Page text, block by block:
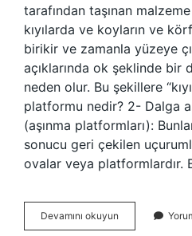
tarafından taşınan
kıyılarda ve koyların ve
birikir ve zamanla yüzeye
açıklarında ok şeklinde bir
neden olur. Bu şekillere
platformu nedir? 2- Dalga
(aşınma platformları):
sonucu geri çekilen
ovalar veya platformlardır.
Devamını okuyun
Platformu